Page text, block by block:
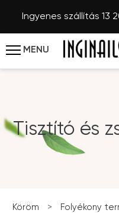
Ingyenes szállítás 13
MENU
Tisztító és
Köröm > Folyékony